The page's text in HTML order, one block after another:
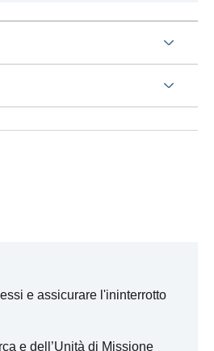
e assicurare l'ininterrotto
e dell’Unità di Missione